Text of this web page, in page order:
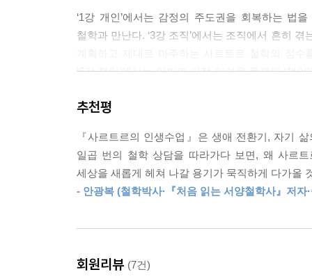
--- p.156
현대에는 지금 자신이 누구인지, 어떻게 하면 자
에게 이 책이 ‘자기다움은 스스로 만들어내는 것’
--- p.222
‘1강 개인’에서는 감정의 주도권을 회복하는 법
철학과 만난다. ‘3강 조직’에서는 조직에서 흔히 겪
‘6강 책임’에서는 어쩌면 가장 어려운 문제인 ‘책
현재의 나에게 집중하라”
타인의 시선을 벗어나 진짜 ‘나’를 만드는
사르트르 실전 철학!
때문일 때가 많다. 사르트르 선생은 "지금 실제로
추천평
『사르트르의 인생수업』은 생애 전환기, 자기
일곱 번의 철학 상담을 따라가다 보면, 왜 사르
세상을 새롭게 헤쳐 나갈 용기가 묵직하게 다가올
- 안광복 (철학박사·『처음 읽는 서양철학사』저자
회원리뷰 (7건)